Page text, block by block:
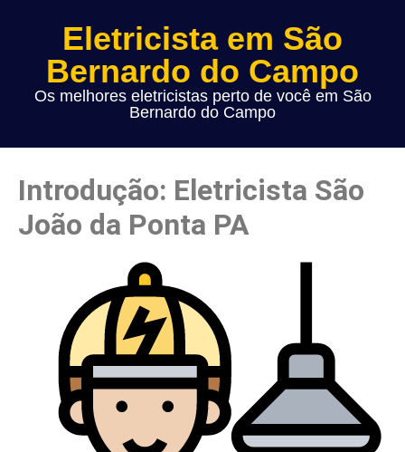
Eletricista em São
Bernardo do Campo
Os melhores eletricistas perto de você em São
Bernardo do Campo
Introdução: Eletricista São
João da Ponta PA